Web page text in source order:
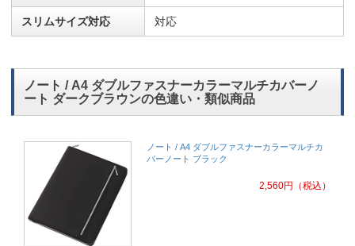
スリムサイズ対応 対応
ノート / A4 ダブルファスナーカラーマルチカバーノ
ート ダークブラウンの色違い・類似商品
ノート / A4 ダブルファスナーカラーマルチカ
バーノート ブラック
2,560円 （税込）